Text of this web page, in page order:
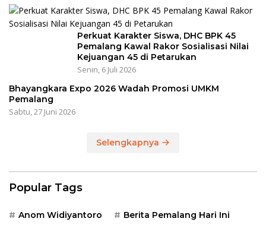
Perkuat Karakter Siswa, DHC BPK 45
Pemalang Kawal Rakor Sosialisasi Nilai
Kejuangan 45 di Petarukan
Senin, 6 Juli 2026
Bhayangkara Expo 2026 Wadah Promosi UMKM
Pemalang
Sabtu, 27 Juni 2026
Selengkapnya
Popular Tags
Anom Widiyantoro Berita Pemalang Hari Ini